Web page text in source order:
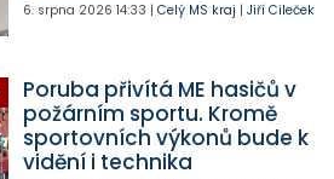
6. srpna 2026 14:33 | Celý MS kraj | Jiří Cileček
Poruba přivítá ME hasičů v
požárním sportu. Kromě
sportovních výkonů bude k
vidění i technika